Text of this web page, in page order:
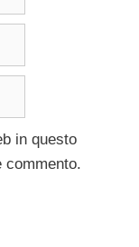
in questo
commento.